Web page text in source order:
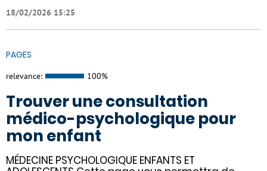
18/02/2026 15:25
PAGES
relevance: 100%
Trouver une consultation
médico-psychologique pour
mon enfant
MÉDECINE PSYCHOLOGIQUE ENFANTS ET